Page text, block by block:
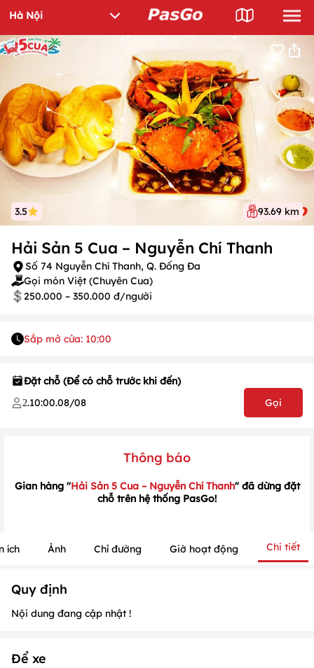
3.5 93.69 km
Hải Sản 5 Cua – Nguyễn Chí Thanh
Số 74 Nguyễn Chí Thanh, Q. Đống Đa
Gọi món Việt (Chuyên Cua)
250.000 – 350.000 đ/người
Sắp mở cửa: 10:00
Đặt chỗ (Để có chỗ trước khi đến)
2.10:00.08/08 Gọi
Thông báo
Gian hàng "Hải Sản 5 Cua – Nguyễn Chí Thanh" đã dừng đặt
chỗ trên hệ thống PasGo!
ích Ảnh Chỉ đường Giờ hoạt động Chi tiết
Quy định
Nội dung đang cập nhật !
Để xe